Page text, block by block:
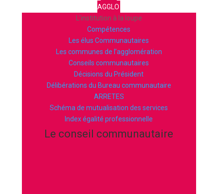
AGGLO
L’institution à la loupe
Compétences
Les élus Communautaires
Les communes de l’agglomération
Conseils communautaires
Décisions du Président
Délibérations du Bureau communautaire
ARRETES
Schéma de mutualisation des services
Index égalité professionnelle
Le conseil communautaire